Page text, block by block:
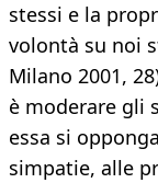
stessi e la
volontà su noi
Milano 2001,
è moderare gli
essa si
simpatie, alle